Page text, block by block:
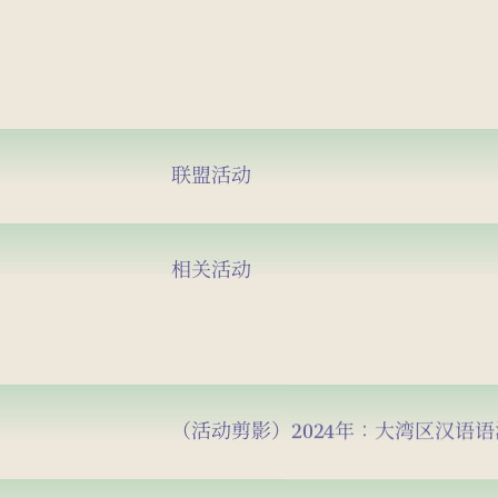
联盟活动
相关活动
（活动剪影）2024年：大湾区汉语